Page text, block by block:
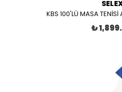
KBS 100'LÜ MASA TENİSİ
₺